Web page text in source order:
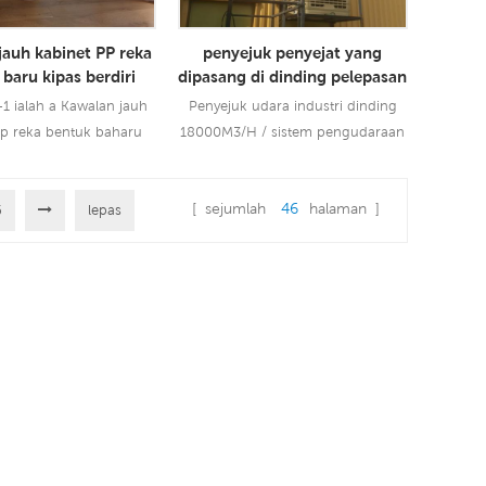
untuk meniup angin yang lebih
kabinet PP reka
kipas berdiri
udara
ialah a Kawalan jauh
reka bentuk baharu
alat kawalan jauh.
Lanjut
penyejuk penyejat yang
dipasang di dinding pelepasan
atas untuk kegunaan industri
Penyejuk udara industri dinding
18000M3/H / sistem pengudaraan
menggunakan lebih sedikit tenaga
lepas [ sejumlah 46 halaman ]